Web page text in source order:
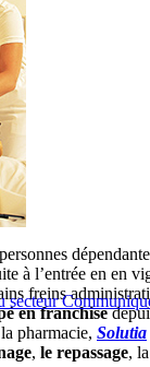
secteur
à l’entrée en en
freins
en franchise
pharmacie, Solutia
, le repassage, la